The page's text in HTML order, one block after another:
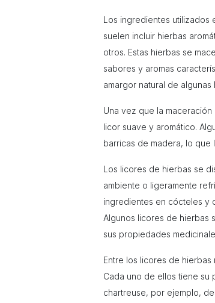
Los ingredientes utilizados
suelen incluir hierbas
otros. Estas hierbas se
sabores y aromas
amargor natural de algunas
Una vez que la
licor suave y aromático.
barricas de madera, lo
Los licores de hierbas se
ambiente o ligeramente
ingredientes en cócteles y
Algunos licores de hierbas
sus propiedades
Entre los licores de
Cada uno de ellos tiene
chartreuse, por ejemplo,